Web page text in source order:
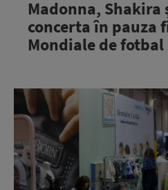
Madonna, Shakira
concerta în pauza
Mondiale de fotbal